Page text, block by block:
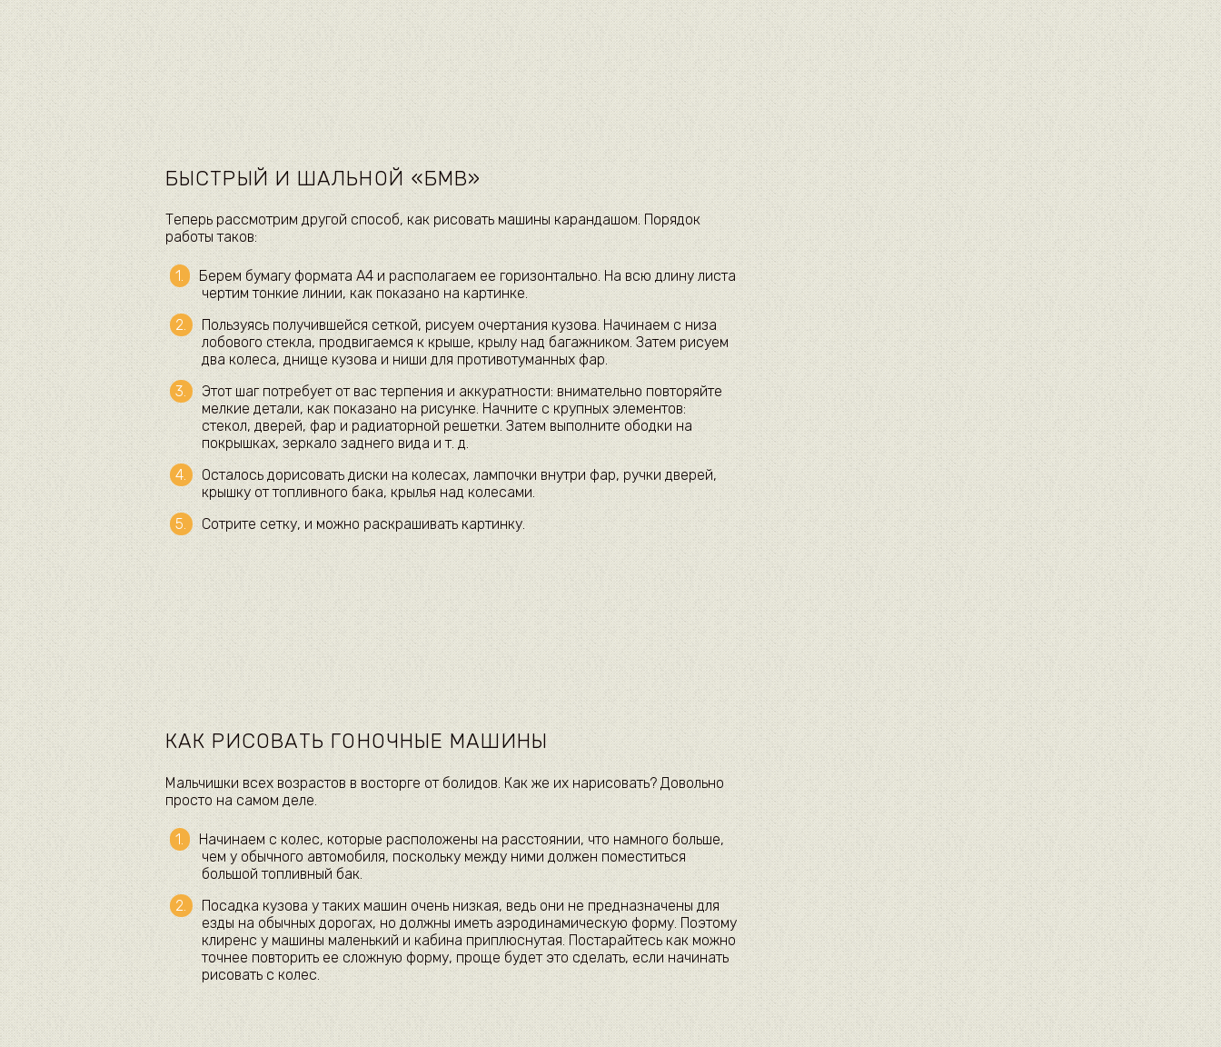
БЫСТРЫЙ И ШАЛЬНОЙ «БМВ»
Теперь рассмотрим другой способ, как рисовать машины карандашом. Порядок
работы таков:
Берем бумагу формата А4 и располагаем ее горизонтально. На всю длину листа
чертим тонкие линии, как показано на картинке.
Пользуясь получившейся сеткой, рисуем очертания кузова. Начинаем с низа
лобового стекла, продвигаемся к крыше, крылу над багажником. Затем рисуем
два колеса, днище кузова и ниши для противотуманных фар.
Этот шаг потребует от вас терпения и аккуратности: внимательно повторяйте
мелкие детали, как показано на рисунке. Начните с крупных элементов:
стекол, дверей, фар и радиаторной решетки. Затем выполните ободки на
покрышках, зеркало заднего вида и т. д.
Осталось дорисовать диски на колесах, лампочки внутри фар, ручки дверей,
крышку от топливного бака, крылья над колесами.
Сотрите сетку, и можно раскрашивать картинку.
КАК РИСОВАТЬ ГОНОЧНЫЕ МАШИНЫ
Мальчишки всех возрастов в восторге от болидов. Как же их нарисовать? Довольно
просто на самом деле.
Начинаем с колес, которые расположены на расстоянии, что намного больше,
чем у обычного автомобиля, поскольку между ними должен поместиться
большой топливный бак.
Посадка кузова у таких машин очень низкая, ведь они не предназначены для
езды на обычных дорогах, но должны иметь аэродинамическую форму. Поэтому
клиренс у машины маленький и кабина приплюснутая. Постарайтесь как можно
точнее повторить ее сложную форму, проще будет это сделать, если начинать
рисовать с колес.